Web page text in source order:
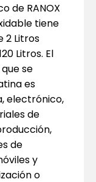
de RANOX
tiene
2 Litros
Litros. El
se
es
electrónico,
de
de
y
o